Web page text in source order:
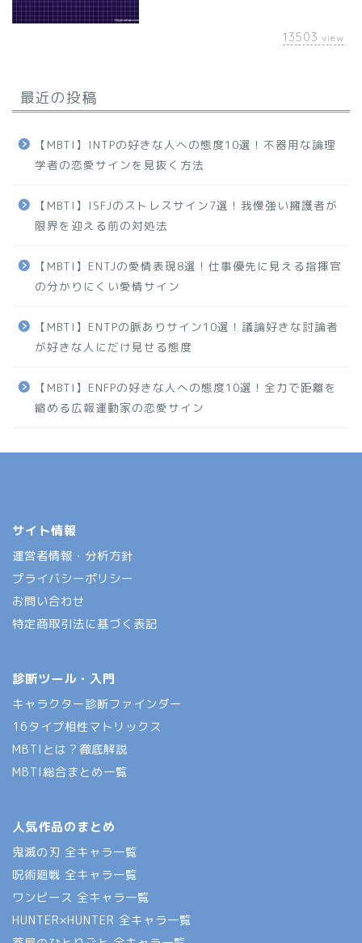
13503 view
最近の投稿
【MBTI】INTPの好きな人への態度10選！不器用な論理
学者の恋愛サインを見抜く方法
【MBTI】ISFJのストレスサイン7選！我慢強い擁護者が
限界を迎える前の対処法
【MBTI】ENTJの愛情表現8選！仕事優先に見える指揮官
の分かりにくい愛情サイン
【MBTI】ENTPの脈ありサイン10選！議論好きな討論者
が好きな人にだけ見せる態度
【MBTI】ENFPの好きな人への態度10選！全力で距離を
縮める広報運動家の恋愛サイン
サイト情報
運営者情報・分析方針
プライバシーポリシー
お問い合わせ
特定商取引法に基づく表記
診断ツール・入門
キャラクター診断ファインダー
16タイプ相性マトリックス
MBTIとは？徹底解説
MBTI総合まとめ一覧
人気作品のまとめ
鬼滅の刃 全キャラ一覧
呪術廻戦 全キャラ一覧
ワンピース 全キャラ一覧
HUNTER×HUNTER 全キャラ一覧